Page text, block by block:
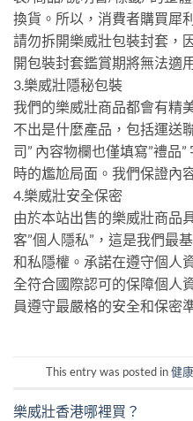
換貨。所以，消費者購買犀
請勿拆開樂威壯包裝封套，
開包裝封套鑑賞期將無法適
3.樂威壯隱秘包裝
我們的樂威壯商品都會有精
不出是什麼產品，包括運送
司” 內容物欄也僅填寫”禮品
時的尷尬局面。我們保證內
4.樂威壯安全保密
由於本站出售的樂威壯商品
客”個人隱私”，這是我們最
和私隱權。承諾在遵守個人
全符合國際認可的保障個人
員遵守最嚴格的安全和保密
This entry was posted in健
樂威壯香港哪裡買？